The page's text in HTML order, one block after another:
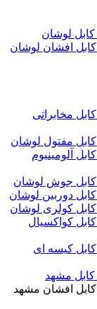
کابل لوشان
کابل افشان لوشان
کابل مخابراتی
کابل مفتول لوشان
کابل آلومینیوم
کابل جوش لوشان
کابل دوربین لوشان
کابل کولری لوشان
کابل کواکسیال
کابل کیسه ای
کابل مشهد
کابل افشان مشهد